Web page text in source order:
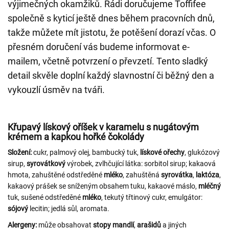
výjimečných okamžiků. Rádi doručujeme Toffifee
společně s kyticí ještě dnes během pracovních dnů,
takže můžete mít jistotu, že potěšení dorazí včas. O
přesném doručení vás budeme informovat e-
mailem, včetně potvrzení o převzetí. Tento sladký
detail skvěle doplní každý slavnostní či běžný den a
vykouzlí úsměv na tváři.
Křupavý lískový oříšek v karamelu s nugátovým
krémem a kapkou hořké čokolády
Složení:cukr, palmový olej, bambucký tuk, lískovéořechy, glukózový
sirup, syrovátkovývýrobek, zvlhčující látka: sorbitol sirup; kakaová
hmota, zahuštěné odstředěné mléko, zahuštěná syrovátka, laktóza,
kakaový prášek se sníženým obsahem tuku, kakaové máslo, mléčný
tuk, sušené odstředěné mléko, tekutý třtinový cukr, emulgátor:
sójový lecitin; jedlá sůl, aromata.
Alergeny: může obsahovat stopy mandlí, arašidůa jiných